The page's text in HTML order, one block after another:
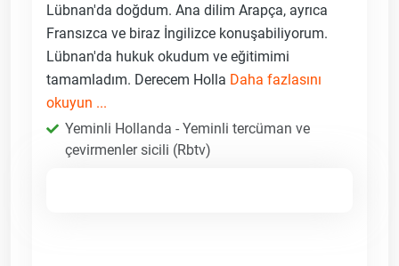
Lübnan'da doğdum. Ana dilim Arapça, ayrıca
Fransızca ve biraz İngilizce konuşabiliyorum.
Lübnan'da hukuk okudum ve eğitimimi
tamamladım. Derecem Holla Daha fazlasını
okuyun ...
Yeminli Hollanda - Yeminli tercüman ve
çevirmenler sicili (Rbtv)